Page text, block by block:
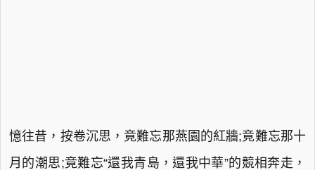
憶往昔，按卷沉思，竟難忘那燕園的紅牆;竟難忘那十
月的潮思;竟難忘“還我青島，還我中華”的競相奔走，